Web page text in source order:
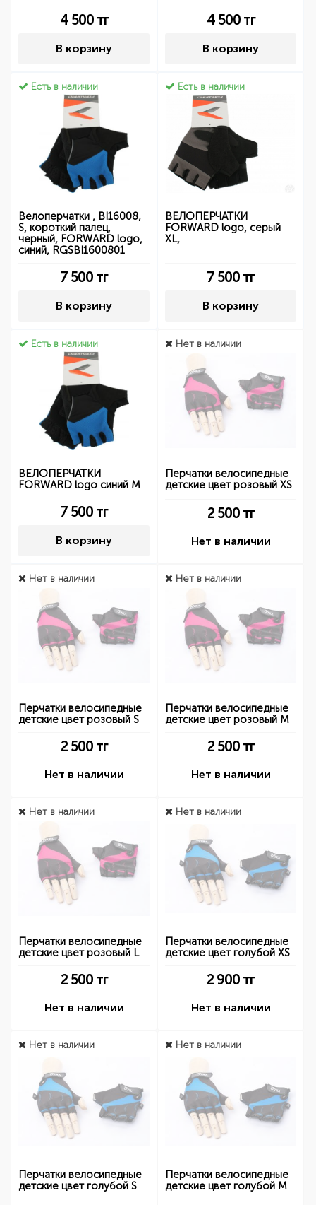
4 500тг
В корзину
4 500тг
В корзину
Есть в наличии
Велоперчатки , BI16008,
S, короткий палец,
черный, FORWARD logo,
синий, RGSBI1600801
7 500 тг
В корзину
Есть в наличии
ВЕЛОПЕРЧАТКИ
FORWARD logo, серый
XL,
7 500 тг
В корзину
Есть в наличии
ВЕЛОПЕРЧАТКИ
FORWARD logo синий M
7 500 тг
В корзину
Нет в наличии
Перчатки велосипедные
детские цвет розовый XS
2 500тг
Нет в наличии
Нет в наличии
Перчатки велосипедные
детские цвет розовый S
2 500тг
Нет в наличии
Нет в наличии
Перчатки велосипедные
детские цвет розовый M
2 500тг
Нет в наличии
Нет в наличии
Перчатки велосипедные
детские цвет розовый L
2 500тг
Нет в наличии
Нет в наличии
Перчатки велосипедные
детские цвет голубой XS
2 900 тг
Нет в наличии
Нет в наличии
Перчатки велосипедные
детские цвет голубой S
Нет в наличии
Перчатки велосипедные
детские цвет голубой M